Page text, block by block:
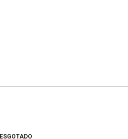
ESGOTADO